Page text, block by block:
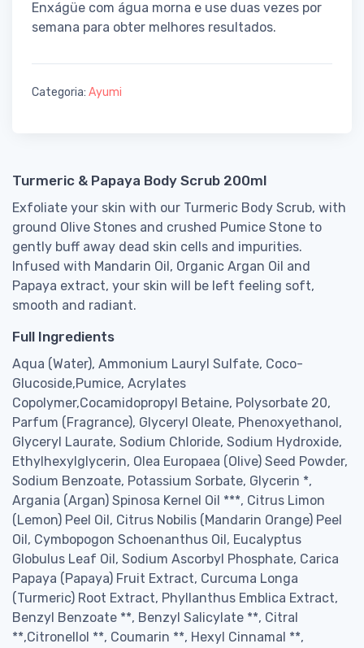
Enxágüe com água morna e use duas vezes por
semana para obter melhores resultados.
Categoria: Ayumi
Turmeric & Papaya Body Scrub 200ml
Exfoliate your skin with our Turmeric Body Scrub, with
ground Olive Stones and crushed Pumice Stone to
gently buff away dead skin cells and impurities.
Infused with Mandarin Oil, Organic Argan Oil and
Papaya extract, your skin will be left feeling soft,
smooth and radiant.
Full Ingredients
Aqua (Water), Ammonium Lauryl Sulfate, Coco-
Glucoside,Pumice, Acrylates
Copolymer,Cocamidopropyl Betaine, Polysorbate 20,
Parfum (Fragrance), Glyceryl Oleate, Phenoxyethanol,
Glyceryl Laurate, Sodium Chloride, Sodium Hydroxide,
Ethylhexylglycerin, Olea Europaea (Olive) Seed Powder,
Sodium Benzoate, Potassium Sorbate, Glycerin *,
Argania (Argan) Spinosa Kernel Oil ***, Citrus Limon
(Lemon) Peel Oil, Citrus Nobilis (Mandarin Orange) Peel
Oil, Cymbopogon Schoenanthus Oil, Eucalyptus
Globulus Leaf Oil, Sodium Ascorbyl Phosphate, Carica
Papaya (Papaya) Fruit Extract, Curcuma Longa
(Turmeric) Root Extract, Phyllanthus Emblica Extract,
Benzyl Benzoate **, Benzyl Salicylate **, Citral
**,Citronellol **, Coumarin **, Hexyl Cinnamal **,